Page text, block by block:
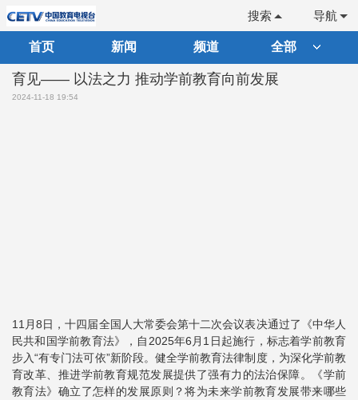
导航
搜索
首页 新闻 频道 全部
育见—— 以法之力 推动学前教育向前发展
2024-11-18 19:54
11月8日，十四届全国人大常委会第十二次会议表决通过了《中华人
民共和国学前教育法》，自2025年6月1日起施行，标志着学前教育
步入“有专门法可依”新阶段。健全学前教育法律制度，为深化学前教
育改革、推进学前教育规范发展提供了强有力的法治保障。《学前
教育法》确立了怎样的发展原则？将为未来学前教育发展带来哪些